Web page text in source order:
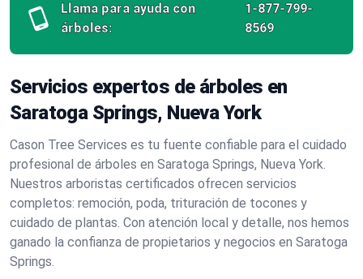
Llama para ayuda con
árboles:
1-877-799-
8569
Servicios expertos de árboles en
Saratoga Springs, Nueva York
Cason Tree Services es tu fuente confiable para el cuidado
profesional de árboles en Saratoga Springs, Nueva York.
Nuestros arboristas certificados ofrecen servicios
completos: remoción, poda, trituración de tocones y
cuidado de plantas. Con atención local y detalle, nos hemos
ganado la confianza de propietarios y negocios en Saratoga
Springs.